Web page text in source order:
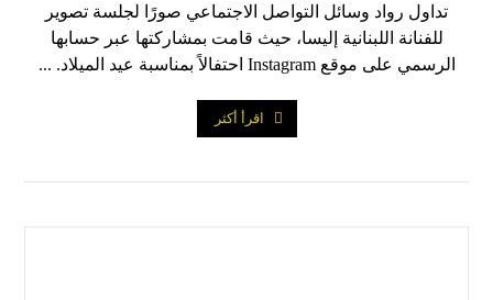
تداول رواد وسائل التواصل الاجتماعي صورًا لجلسة تصوير
للفنانة اللبنانية إليسا، حيث قامت بمشاركتها عبر حسابها
الرسمي على موقع Instagram احتفالاً بمناسبة عيد الميلاد. ...
اقرأ أكثر